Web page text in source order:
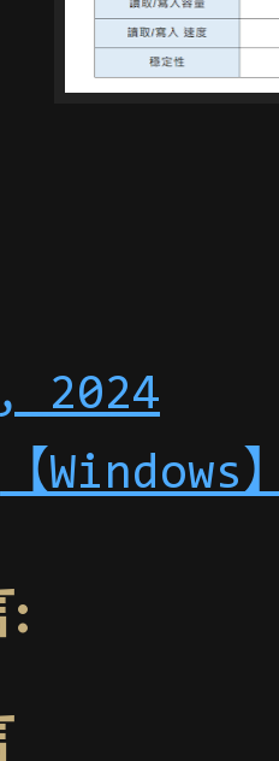
2024
【Windows